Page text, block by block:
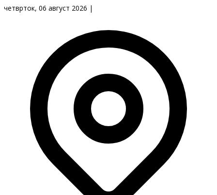
четврток, 06 август 2026 |